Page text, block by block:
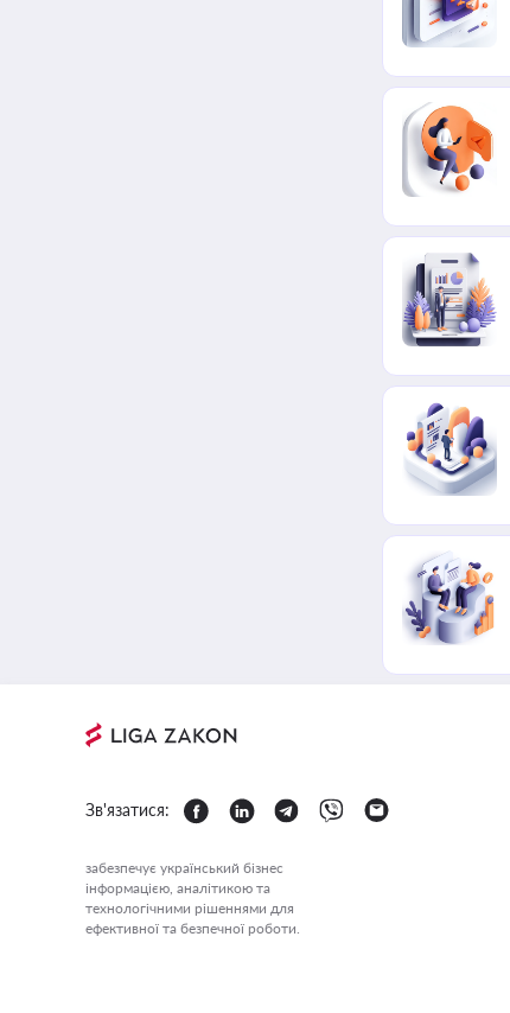
Зв'язатися:
забезпечує український бізнес
інформацією, аналітикою та
технологічними рішеннями для
ефективної та безпечної роботи.